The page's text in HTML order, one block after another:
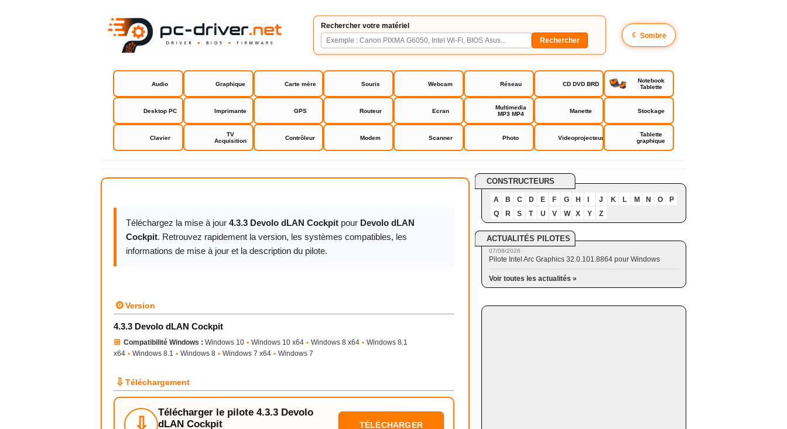
Rechercher votre matériel
☾ Sombre
Audio Graphique Carte mère Souris Webcam Réseau CD DVD BRD
Notebook
Tablette
Desktop PC Imprimante GPS Routeur Ecran
Multimedia
MP3 MP4
Manette Stockage
Clavier
TV
Acquisition
Contrôleur Modem Scanner Photo Videoprojecteur
Tablette
graphique
Devolo dLAN Cockpit
Téléchargez la mise à jour 4.3.3 Devolo dLAN Cockpit pour Devolo dLAN
Cockpit. Retrouvez rapidement la version, les systèmes compatibles, les
informations de mise à jour et la description du pilote.
⚙Version
4.3.3 Devolo dLAN Cockpit
⊞ Compatibilité Windows : Windows 10 • Windows 10 x64 • Windows 8 x64 • Windows 8.1
x64 • Windows 8.1 • Windows 8 • Windows 7 x64 • Windows 7
⇩ Téléchargement
⇩
Télécharger le pilote 4.3.3 Devolo
dLAN Cockpit
TÉLÉCHARGER
CONSTRUCTEURS
A B C D E F G H J K L M N O
P
Q
R S T U V W X Y Z
ACTUALITÉS PILOTES
07/08/2026
Pilote Intel Arc Graphics 32.0.101.8864 pour Windows
Voir toutes les actualités »